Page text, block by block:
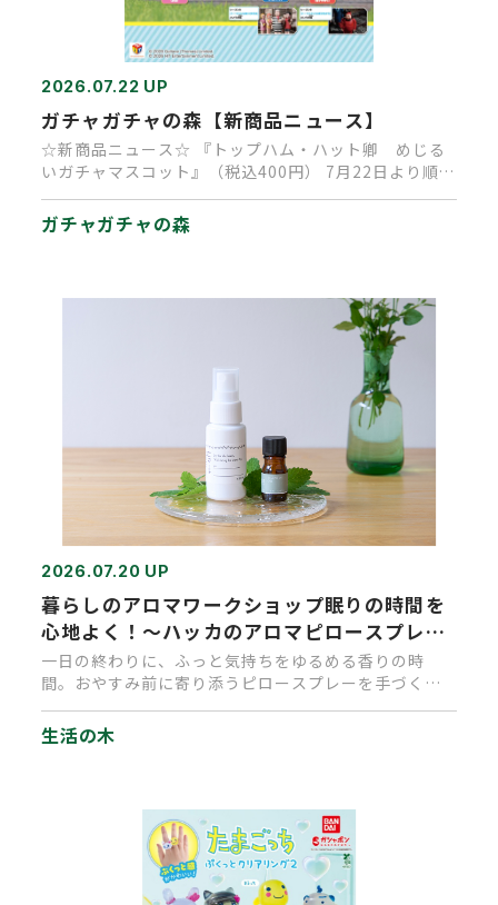
2026.07.22 UP
ガチャガチャの森【新商品ニュース】
☆新商品ニュース☆ 『トップハム・ハット卿 めじる
いガチャマスコット』（税込400円） 7月22日より順次
ガチャガチャの森
2026.07.20 UP
暮らしのアロマワークショップ眠りの時間を
心地よく！～ハッカのアロマピロースプレー
づくり～
一日の終わりに、ふっと気持ちをゆるめる香りの時
間。おやすみ前に寄り添うピロースプレーを手づくり
生活の木